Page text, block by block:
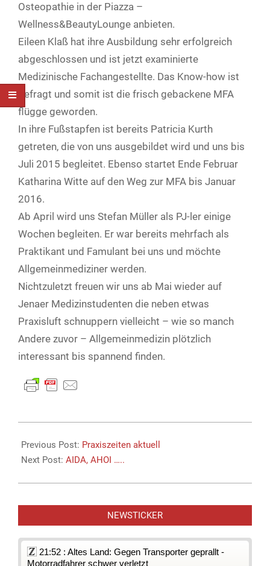
Osteopathie in der Piazza –
Wellness&BeautyLounge anbieten.
Eileen Klaß hat ihre Ausbildung sehr erfolgreich
abgeschlossen und ist jetzt examinierte
Medizinische Fachangestellte. Das Know-how ist
gefragt und somit ist die frisch gebackene MFA
flügge geworden.
In ihre Fußstapfen ist bereits Patricia Kurth
getreten, die von uns ausgebildet wird und uns bis
Juli 2015 begleitet. Ebenso startet Ende Februar
Katharina Witte auf den Weg zur MFA bis Januar
2016.
Ab April wird uns Stefan Müller als PJ-ler einige
Wochen begleiten. Er war bereits mehrfach als
Praktikant und Famulant bei uns und möchte
Allgemeinmediziner werden.
Nichtzuletzt freuen wir uns ab Mai wieder auf
Jenaer Medizinstudenten die neben etwas
Praxisluft schnuppern vielleicht – wie so manch
Andere zuvor – Allgemeinmedizin plötzlich
interessant bis spannend finden.
02-
10
Previous Post: Praxiszeiten aktuell
Next Post: AIDA, AHOI …..
NEWSTICKER
21:52 : Altes Land: Gegen Transporter geprallt -
Motorradfahrer schwer verletzt